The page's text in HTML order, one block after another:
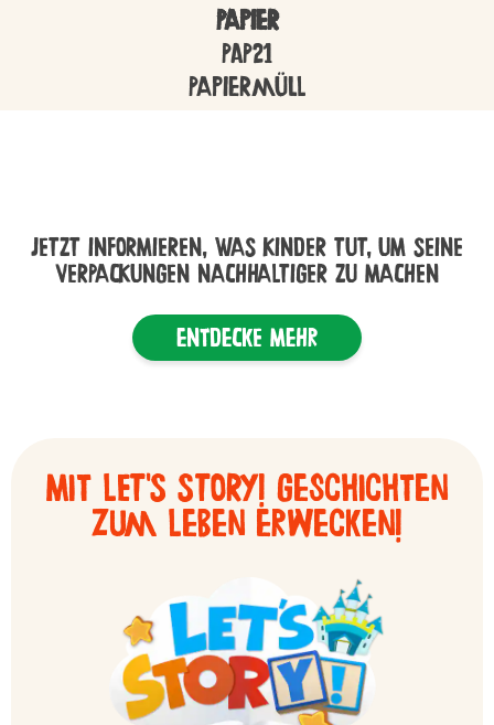
Papier
PAP21
Papiermüll
JETZT INFORMIEREN, WAS KINDER TUT, UM SEINE
VERPACKUNGEN NACHHALTIGER ZU MACHEN
entdecke mehr
Mit LET'S STORY! Geschichten
zum Leben erwecken!